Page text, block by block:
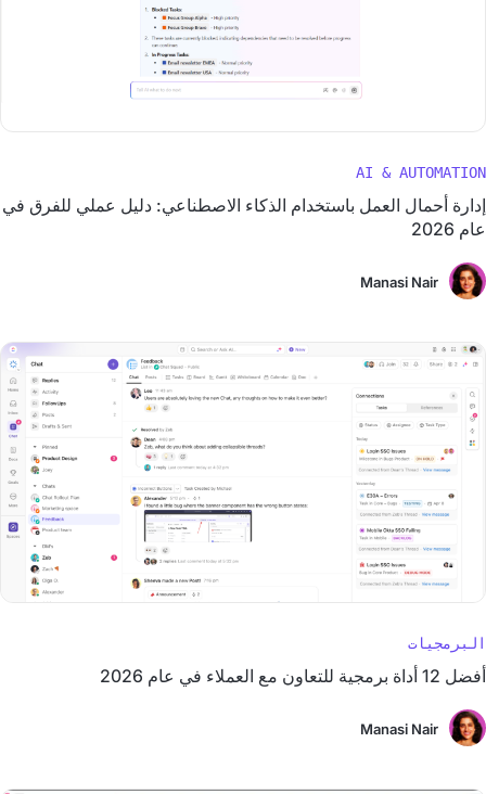
AI & AUTOMATION
إدارة أحمال العمل باستخدام الذكاء الاصطناعي: دليل عملي للفرق في
عام 2026
Manasi Nair
البرمجيات
أفضل 12 أداة برمجية للتعاون مع العملاء في عام 2026
Manasi Nair